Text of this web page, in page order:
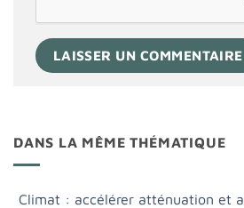
DANS LA MÊME THÉMATIQUE
Climat : accélérer atténuation et